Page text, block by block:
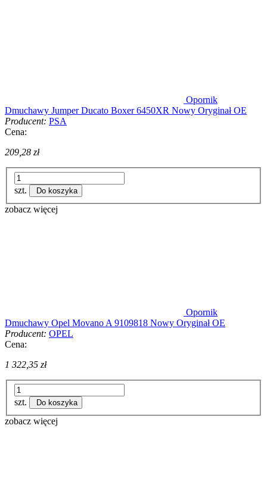
Opornik
Dmuchawy Jumper Ducato Boxer 6450XR Nowy Oryginał OE
Producent: PSA
Cena:
209,28 zł
szt. Do koszyka
zobacz więcej
Opornik
Dmuchawy Opel Movano A 9109818 Nowy Oryginał OE
Producent: OPEL
Cena:
1 322,35 zł
szt. Do koszyka
zobacz więcej